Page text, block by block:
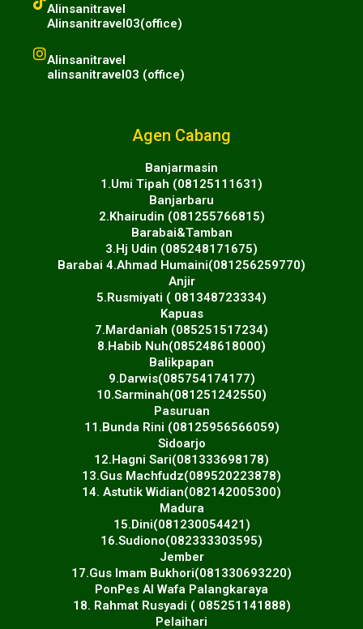
Alinsanitravel
Alinsanitravel03(office)
Alinsanitravel
alinsanitravel03 (office)
Agen Cabang
Banjarmasin
1.Umi Tipah (08125111631)
Banjarbaru
2.Khairudin (081255766815)
Barabai&Tamban
3.Hj Udin (085248171675)
Barabai 4.Ahmad Humaini(081256259770)
Anjir
5.Rusmiyati ( 081348723334)
Kapuas
7.Mardaniah (085251517234)
8.Habib Nuh(085248618000)
Balikpapan
9.Darwis(085754174177)
10.Sarminah(081251242550)
Pasuruan
11.Bunda Rini (08125956566059)
Sidoarjo
12.Hagni Sari(081333698178)
13.Gus Machfudz(089520223878)
14. Astutik Widian(082142005300)
Madura
15.Dini(081230054421)
16.Sudiono(082333303595)
Jember
17.Gus Imam Bukhori(081330693220)
PonPes Al Wafa Palangkaraya
18. Rahmat Rusyadi ( 085251141888)
Pelaihari